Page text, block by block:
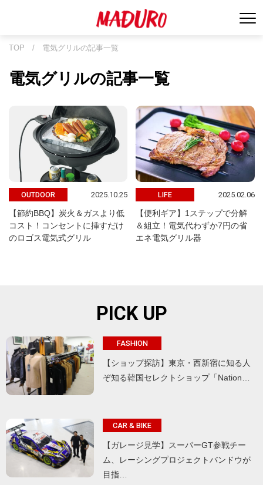
TOP / 電気グリルの記事一覧
電気グリルの記事一覧
OUTDOOR 2025.10.25
【節約BBQ】炭火＆ガスより低
コスト！コンセントに挿すだけ
のロゴス電気式グリル
LIFE 2025.02.06
【便利ギア】1ステップで分解
＆組立！電気代わずか7円の省
エネ電気グリル器
PICK UP
FASHION
【ショップ探訪】東京・西新宿に知る人
ぞ知る韓国セレクトショップ「Nation…
CAR & BIKE
【ガレージ見学】スーパーGT参戦チー
ム、レーシングプロジェクトバンドウが
目指…